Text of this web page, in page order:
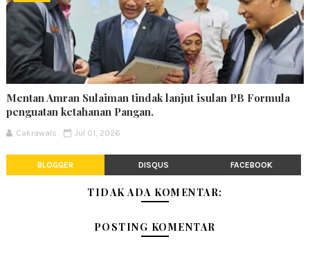
Mentan Amran Sulaiman tindak lanjut isulan PB Formula
penguatan ketahanan Pangan.
Cakrawals Jul 01, 2026
BLOGGER DISQUS FACEBOOK
TIDAK ADA KOMENTAR:
POSTING KOMENTAR